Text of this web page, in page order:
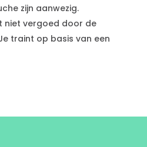
zijn aanwezig.
niet vergoed door de
traint op basis van een